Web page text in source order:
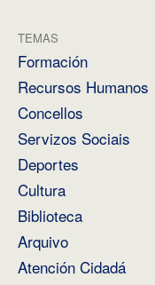
TEMAS
Formación
Recursos Humanos
Concellos
Servizos Sociais
Deportes
Cultura
Biblioteca
Arquivo
Atención Cidadá